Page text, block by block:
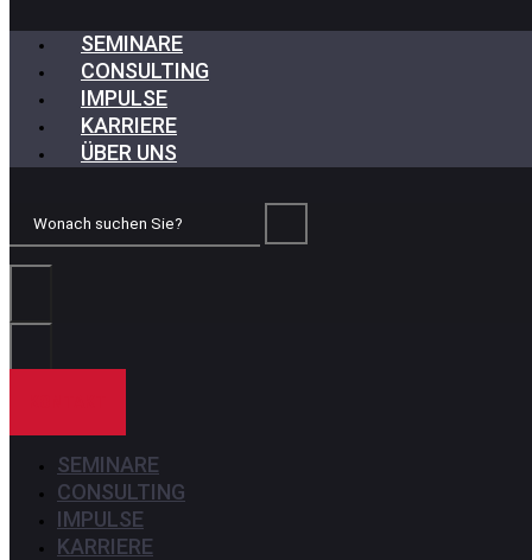
SEMINARE
CONSULTING
IMPULSE
KARRIERE
ÜBER UNS
Wonach
Sie?
SEMINARE
CONSULTING
IMPULSE
KARRIERE